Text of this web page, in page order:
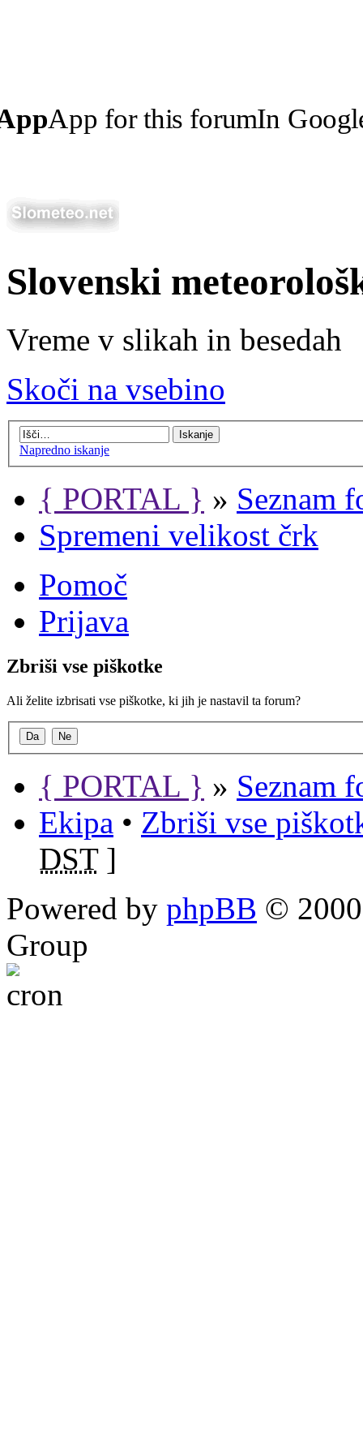
App for this forumIn
Slovenski
Vreme v slikah in besedah
Skoči na vsebino
Napredno iskanje
{ PORTAL } » Seznam
Spremeni velikost črk
Pomoč
Prijava
Zbriši vse piškotke
Ali želite izbrisati vse piškotke, ki jih je nastavil ta forum?
{ PORTAL } » Seznam
Ekipa • Zbriši vse
DST]
Powered by phpBB ©
Group